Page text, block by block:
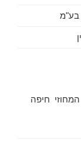
חיפה